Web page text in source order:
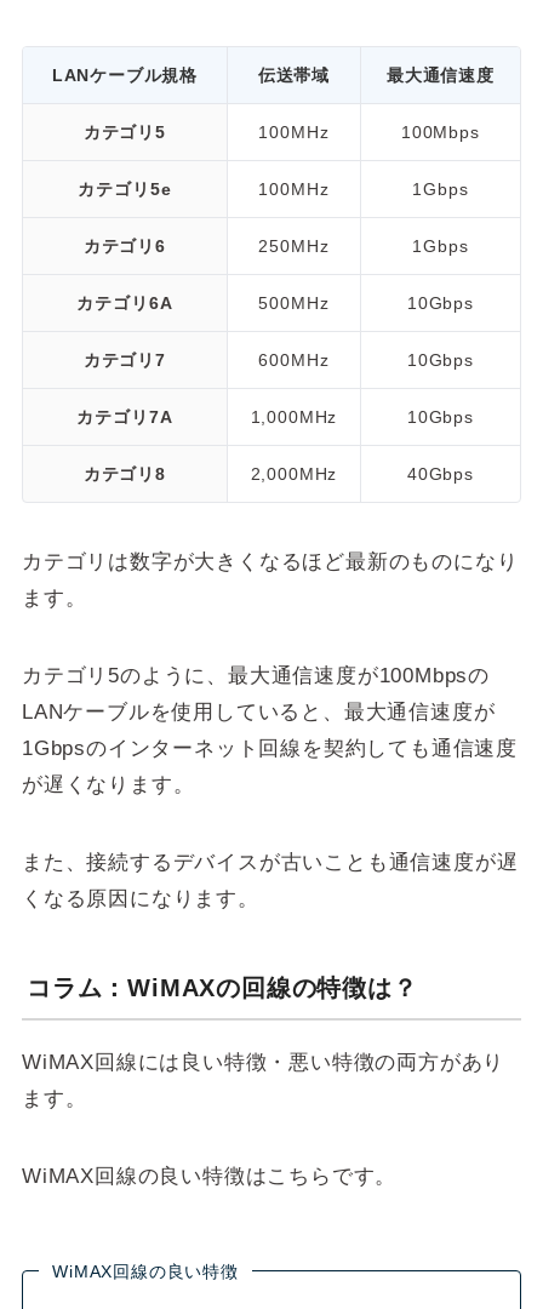
LANケーブル規格 伝送帯域 最大通信速度
カテゴリ5 100MHz 100Mbps
カテゴリ5e 100MHz 1Gbps
カテゴリ6 250MHz 1Gbps
カテゴリ6A 500MHz 10Gbps
カテゴリ7 600MHz 10Gbps
カテゴリ7A 1,000MHz 10Gbps
カテゴリ8 2,000MHz 40Gbps
カテゴリは数字が大きくなるほど最新のものになり
ます。
カテゴリ5のように、最大通信速度が100Mbpsの
LANケーブルを使用していると、最大通信速度が
1Gbpsのインターネット回線を契約しても通信速度
が遅くなります。
また、接続するデバイスが古いことも通信速度が遅
くなる原因になります。
コラム：WiMAXの回線の特徴は？
WiMAX回線には良い特徴・悪い特徴の両方があり
ます。
WiMAX回線の良い特徴はこちらです。
WiMAX回線の良い特徴